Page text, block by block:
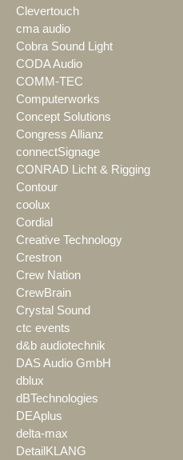
Clevertouch
cma audio
Cobra Sound Light
CODA Audio
COMM-TEC
Computerworks
Concept Solutions
Congress Allianz
connectSignage
CONRAD Licht & Rigging
Contour
coolux
Cordial
Creative Technology
Crestron
Crew Nation
CrewBrain
Crystal Sound
ctc events
d&b audiotechnik
DAS Audio GmbH
dblux
dBTechnologies
DEAplus
delta-max
DetailKLANG